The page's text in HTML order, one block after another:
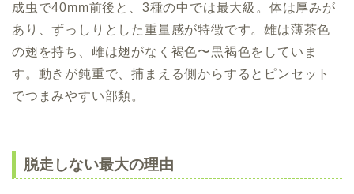
成虫で40mm前後と、3種の中では最大級。体は厚みが
あり、ずっしりとした重量感が特徴です。雄は薄茶色
の翅を持ち、雌は翅がなく褐色〜黒褐色をしていま
す。動きが鈍重で、捕まえる側からするとピンセット
でつまみやすい部類。
脱走しない最大の理由